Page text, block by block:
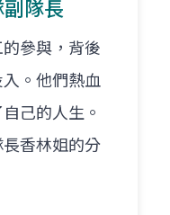
隊長
參與，背後
。他們熱血
己的人生。
香林姐的分